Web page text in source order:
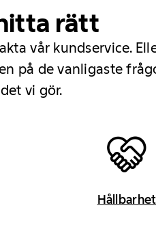
rätt
vår kundservice.
på de vanligaste
vi gör.
Hållbarhet